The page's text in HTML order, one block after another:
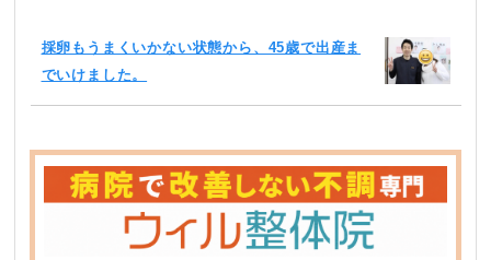
採卵もうまくいかない状態から、45歳で出産ま
でいけました。